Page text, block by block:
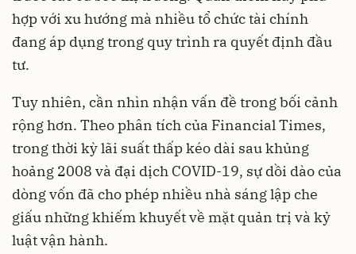
hợp với xu hướng mà nhiều tổ chức tài chính
đang áp dụng trong quy trình ra quyết định đầu
tư.
Tuy nhiên, cần nhìn nhận vấn đề trong bối cảnh
rộng hơn. Theo phân tích của Financial Times,
trong thời kỳ lãi suất thấp kéo dài sau khủng
hoảng 2008 và đại dịch COVID-19, sự dồi dào của
dòng vốn đã cho phép nhiều nhà sáng lập che
giấu những khiếm khuyết về mặt quản trị và kỷ
luật vận hành.